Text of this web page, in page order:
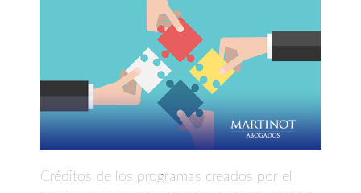
Créditos de los programas creados por el